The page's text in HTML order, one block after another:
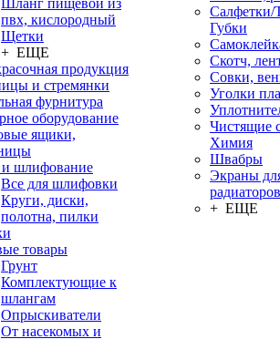
Шланг пищевой из
пвх, кислородный
Щетки
+ ЕЩЕ
продукция
и стремянки
фурнитура
оборудование
ящики,
и шлифование
Все для шлифовки
Круги, диски,
полотна, пилки
товары
Грунт
Комплектующие к
шлангам
Опрыскиватели
От насекомых и
Салфетки/
Губки
Скотч,
Совки,
Уголки
Чистящие
Химия
Швабры
Экраны
радиаторов
+ ЕЩЕ